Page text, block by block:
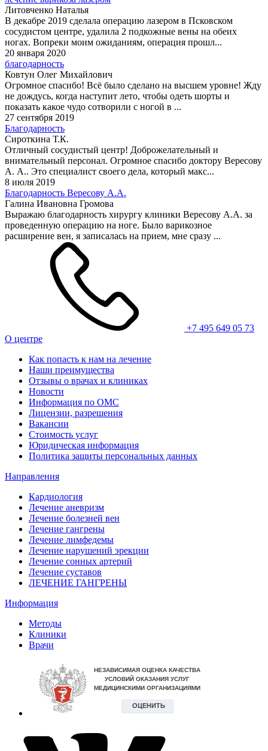
Литовченко Наталья
В декабре 2019 сделала операцию лазером в Псковском
сосудистом центре, удалила 2 подкожные вены на обеих
ногах. Вопреки моим ожиданиям, операция прошл...
20 января 2020
благодарность
Ковтун Олег Михайлович
Огромное спасибо! Всё было сделано на высшем уровне! Жду
не дождусь, когда наступит лето, чтобы одеть шорты и
показать какое чудо сотворили с ногой в ...
27 сентября 2019
Благодарность
Сироткина Т.К.
Отличный сосудистый центр! Доброжелательный и
внимательный персонал. Огромное спасибо доктору Вересову
А. А.. Это специалист своего дела, который макс...
8 июля 2019
Благодарность Вересову А.А.
Галина Ивановна Громова
Выражаю благодарность хирургу клиники Вересову А.А. за
проведенную операцию на ноге. Было варикозное
расширение вен, я записалась на прием, мне сразу ...
+7 495 649 05 73
О центре
Как попасть к нам на лечение
Наши преимущества
Отзывы о врачах и клиниках
Новости
Информация по ОМС
Лицензии, разрешения
Вакансии
Стоимость услуг
Юридическая информация
Политика защиты персональных данных
Направления
Кардиология
Лечение аневризм
Лечение болезней вен
Лечение гангрены
Лечение лимфедемы
Лечение нарушений эрекции
Лечение сонных артерий
Лечение суставов
ЛЕЧЕНИЕ ГАНГРЕНЫ
Информация
Методы
Клиники
Врачи